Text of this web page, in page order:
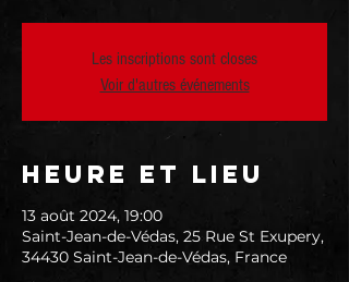
Les inscriptions sont closes
Voir d'autres événements
Heure et lieu
13 août 2024, 19:00
Saint-Jean-de-Védas, 25 Rue St Exupery,
34430 Saint-Jean-de-Védas, France